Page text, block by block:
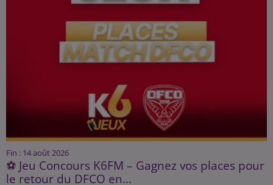
Fin : 14 août 2026
⚽ Jeu Concours K6FM – Gagnez vos places pour
le retour du DFCO en...